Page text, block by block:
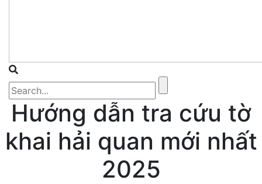
Hướng dẫn tra cứu tờ
khai hải quan mới nhất
2025